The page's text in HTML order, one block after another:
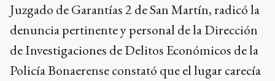
Juzgado de Garantías 2 de San Martín, radicó la
denuncia pertinente y personal de la Dirección
de Investigaciones de Delitos Económicos de la
Policía Bonaerense constató que el lugar carecía